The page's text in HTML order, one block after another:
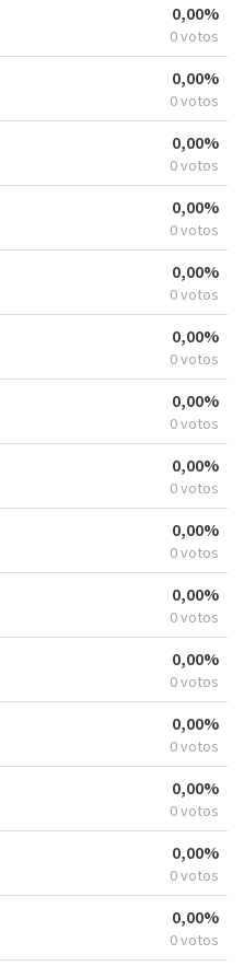
0,00%
0 votos
0,00%
0 votos
0,00%
0 votos
0,00%
0 votos
0,00%
0 votos
0,00%
0 votos
0,00%
0 votos
0,00%
0 votos
0,00%
0 votos
0,00%
0 votos
0,00%
0 votos
0,00%
0 votos
0,00%
0 votos
0,00%
0 votos
0,00%
0 votos